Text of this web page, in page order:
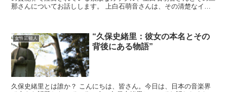
那さんについてお話しします。 上白石萌音さんは、その清楚なイメ
女性芸能人
“久保史緒里：彼女の本名とその
背後にある物語”
久保史緒里とは誰か？ こんにちは、皆さん。今日は、日本の音楽界